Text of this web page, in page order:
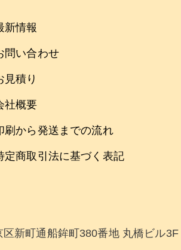
新情報
問い合わせ
見積り
社概要
刷から発送までの流れ
定商取引法に基づく表記
新町通船鉾町380番地 丸橋ビル3F